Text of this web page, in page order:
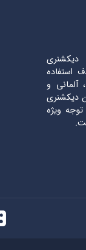
دیکشنری
استفاده
آلمانی و
دیکشنری
توجه ویژه